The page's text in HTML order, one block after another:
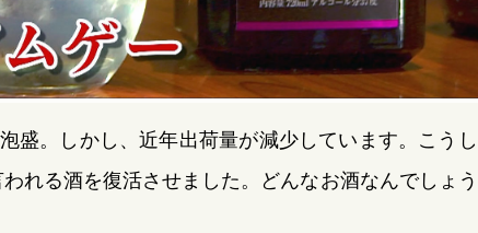
盛。しかし、近年出荷量が減少しています。こうし
れる酒を復活させました。どんなお酒なんでしょう